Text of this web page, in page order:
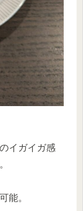
イガイガ感
能。